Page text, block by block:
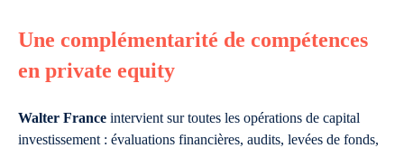
Une complémentarité de compétences
en private equity
Walter France intervient sur toutes les opérations de capital
investissement : évaluations financières, audits, levées de fonds,